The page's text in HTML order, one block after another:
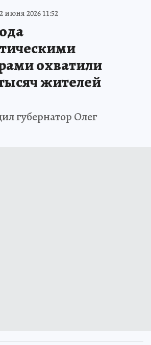
2 июня 2026 11:52
охватили
жителей
губернатор Олег